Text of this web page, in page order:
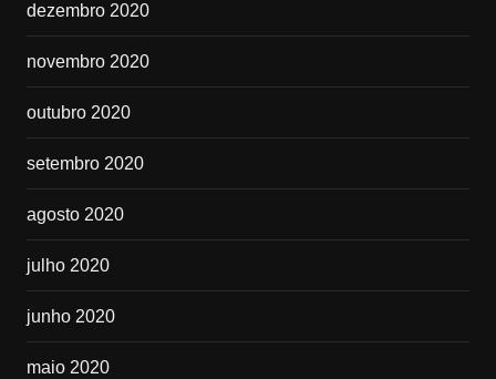
dezembro 2020
novembro 2020
outubro 2020
setembro 2020
agosto 2020
julho 2020
junho 2020
maio 2020